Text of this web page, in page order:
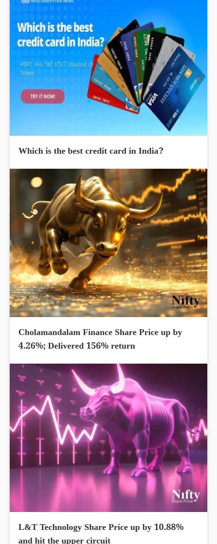
Which is the best credit card in India?
Cholamandalam Finance Share Price up by
4.26%; Delivered 156% return
L&T Technology Share Price up by 10.88%